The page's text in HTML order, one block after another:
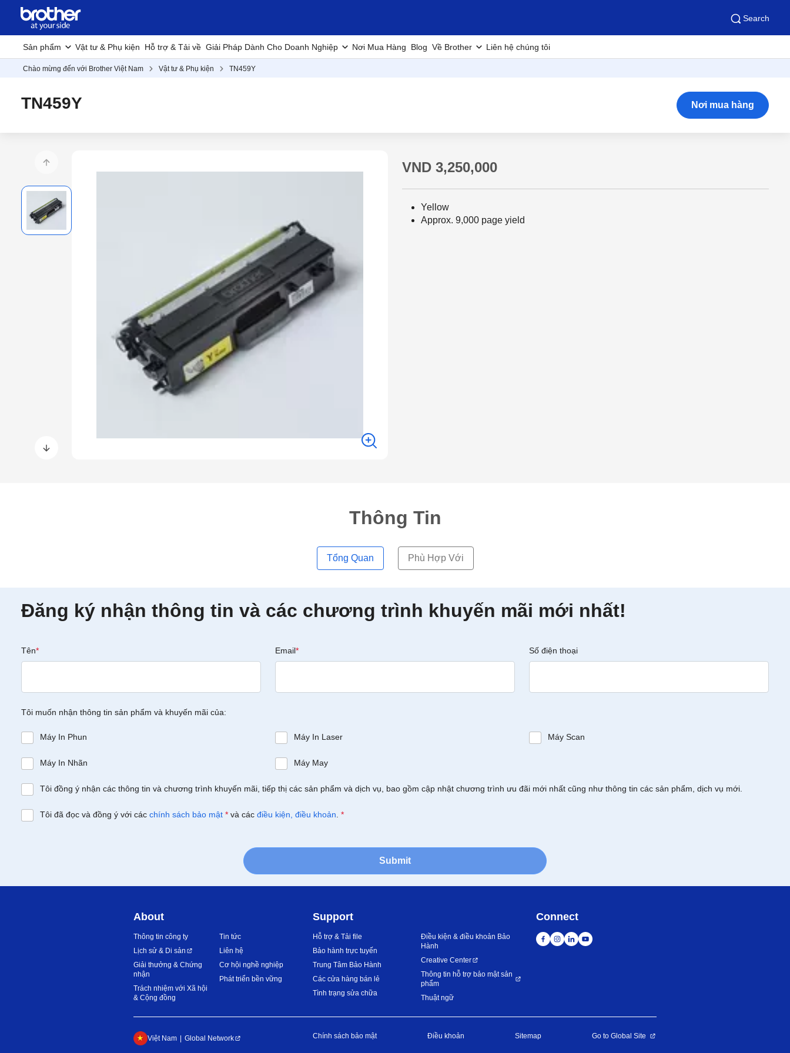
Search
Sản phẩm Vật tư & Phụ kiện Hỗ trợ & Tải về Giải Pháp Dành Cho Doanh Nghiệp Nơi Mua Hàng Blog Về Brother Liên hệ chúng tôi
Chào mừng đến với Brother Việt Nam Vật tư & Phụ kiện TN459Y
TN459Y Nơi mua hàng
VND 3,250,000
Yellow
Approx. 9,000 page yield
Thông Tin
Tổng Quan Phù Hợp Với
Đăng ký nhận thông tin và các chương trình khuyến mãi mới nhất!
Tên* Email* Số điện thoại
Tôi muốn nhận thông tin sản phẩm và khuyến mãi của:
Máy In Phun Máy In Laser Máy Scan
Máy In Nhãn Máy May
Tôi đồng ý nhận các thông tin và chương trình khuyến mãi, tiếp thị các sản phẩm và dịch vụ, bao gồm cập nhật chương trình ưu đãi mới nhất cũng như thông tin các sản phẩm, dịch vụ mới.
Tôi đã đọc và đồng ý với các chính sách bảo mật * và các điều kiện, điều khoản *
Submit
About
Thông tin công ty
Lịch sử & Di sản
Giải thưởng & Chứng
nhận
Trách nhiệm với Xã hội
& Cộng đồng
Tin tức
Liên hệ
Cơ hội nghề nghiệp
Phát triển bền vững
Support
Hỗ trợ & Tải file
Bảo hành trực tuyến
Trung Tâm Bảo Hành
Các cửa hàng bán lẻ
Tình trạng sửa chữa
Điều kiện & điều khoản Bảo
Hành
Creative Center
Thông tin hỗ trợ bảo mật sản
phẩm
Thuật ngữ
Connect
Việt Nam Global Network Chính sách bảo mật Điều khoản Sitemap Go to Global Site